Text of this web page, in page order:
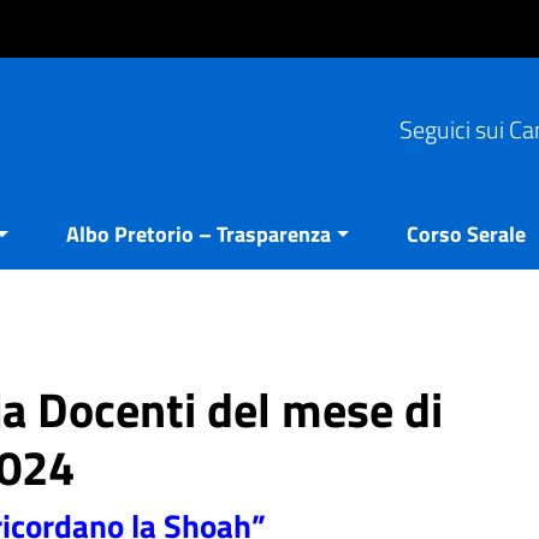
Seguici sui
Albo Pretorio – Trasparenza Corso Serale
Docenti del mese di
la Shoah”